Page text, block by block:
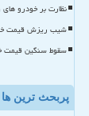
نظارت بر خودرو
شیب ریزش قیمت
سقوط سنگین قیمت
پربحث ترین ها